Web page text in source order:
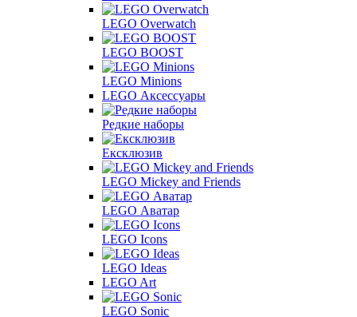
LEGO Overwatch
LEGO BOOST
LEGO Minions
LEGO Аксессуары
Редкие наборы
Ексклюзив
LEGO Mickey and Friends
LEGO Аватар
LEGO Icons
LEGO Ideas
LEGO Art
LEGO Sonic